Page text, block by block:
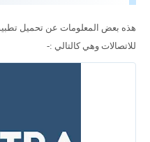
للاتصالات وهي كالتالي :-